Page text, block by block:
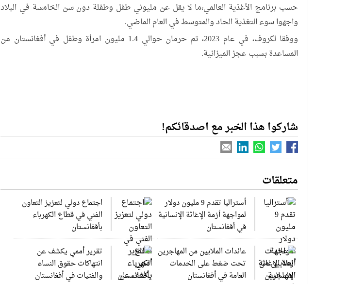
حسب برنامج الأغذية العالمي،ما لا يقل عن مليوني طفل وطفلة دون سن الخامسة في البلاد
واجهوا سوء التغذية الحاد والمتوسط في العام الماضي.
ووفقا لكروف، في عام 2023، تم حرمان حوالي 1.4 مليون امرأة وطفل في أفغانستان من
المساعدة بسبب عجز الميزانية.
شاركوا هذا الخبر مع اصدقائكم!
متعلقات
أستراليا تقدم 9 مليون دولار
لمواجهة أزمة الإغاثة الإنسانية
في أفغانستان
اجتماع دولي لتعزيز التعاون
الفني في قطاع الكهرباء
بأفغانستان
عائدات الملايين من المهاجرين
تحت ضغط على الخدمات
العامة في أفغانستان
تقرير أممي يكشف عن
انتهاكات حقوق النساء
والفتيات في أفغانستان